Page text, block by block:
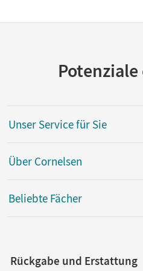
Unser Service für Sie
Über Cornelsen
Beliebte Fächer
Rückgabe und Erstattung